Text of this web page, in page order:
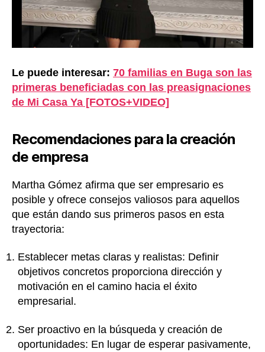
Le puede interesar: 70 familias en Buga son las
primeras beneficiadas con las preasignaciones
de Mi Casa Ya [FOTOS+VIDEO]
Recomendaciones para la creación
de empresa
Martha Gómez afirma que ser empresario es
posible y ofrece consejos valiosos para aquellos
que están dando sus primeros pasos en esta
trayectoria:
Establecer metas claras y realistas: Definir
objetivos concretos proporciona dirección y
motivación en el camino hacia el éxito
empresarial.
Ser proactivo en la búsqueda y creación de
oportunidades: En lugar de esperar pasivamente,